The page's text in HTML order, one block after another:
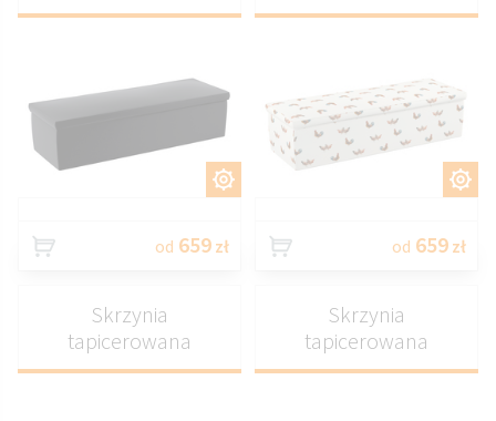
od 659 zł od 659 zł
Skrzynia
tapicerowana
Skrzynia
tapicerowana